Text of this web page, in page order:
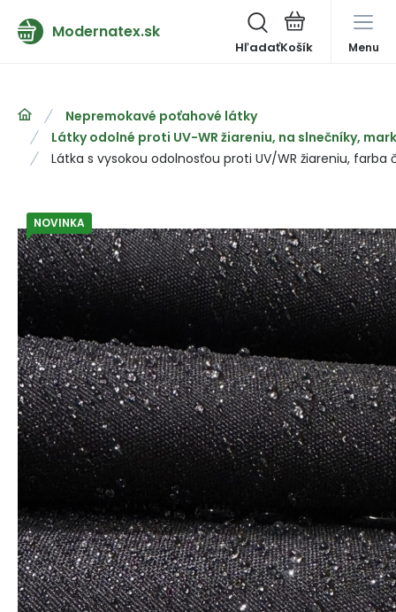
Modernatex.sk
Hľadať Menu
Nepremokavé poťahové látky
Látky odolné proti UV-WR žiareniu, na slnečníky,
Látka s vysokou odolnosťou proti UV/WR žiareniu, farba
NOVINKA